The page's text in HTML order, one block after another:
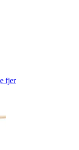
fjer